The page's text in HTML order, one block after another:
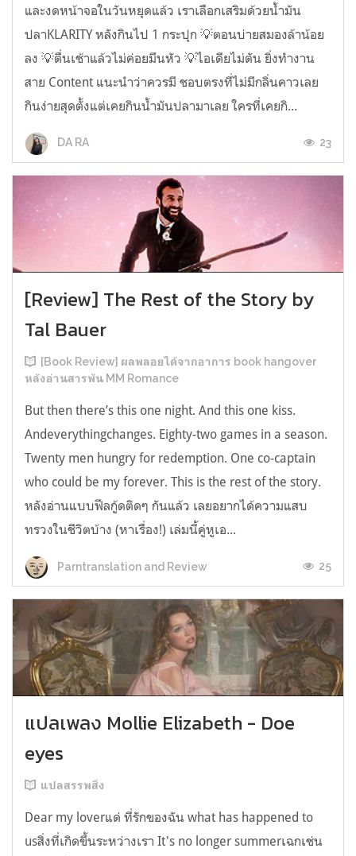
และงดหน้าจอในวันหยุดแล้ว เราเลือกเสริมด้วยน้ำมัน
ปลาKLARITY หลังกินไป 1 กระปุก 💡ตอนบ่ายสมองล้าน้อย
ลง 💡ตื่นเช้าแล้วไม่ค่อยมึนหัว 💡ไอเดียไม่ตัน ยิ่งทำงาน
สาย Content แนะนำว่าควรมี ชอบตรงที่ไม่มีกลิ่นคาวเลย
กินง่ายสุดตั้งแต่เคยกินน้ำมันปลามาเลย ใครที่เคยกิ...
DA RA 23
[Review] The Rest of the Story by
Tal Bauer
[Book Review] ผลพลอยได้จากอาการ book hangover
หลังอ่านสารพัน MM Romance
But then there’s this one night. And this one kiss.
Andeverythingchanges. Eighty-two games in a season.
Twenty men hungry for redemption. One co-captain
who could be my forever. This is the rest of the story.
หลังอ่านแบบฟีลกู้ดติดๆ กันแล้ว เลยอยากได้ความแสบ
ทรวงในชีวิตบ้าง (หาเรื่อง!) เล่มนี้คู่หูเอ...
Parntranslation and Review 25
แปลเพลง Mollie Elizabeth - Doe
eyes
แปลสรรพสิ่ง
Dear my loverแด่ ที่รักของฉัน what has happened to
usสิ่งที่เกิดขึ้นระหว่างเรา It's no longer summerเฉกเช่น